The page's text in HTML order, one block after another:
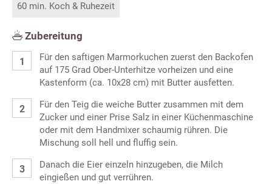
60 min. Koch & Ruhezeit
Zubereitung
Für den saftigen Marmorkuchen zuerst den Backofen
auf 175 Grad Ober-Unterhitze vorheizen und eine
Kastenform (ca. 10x28 cm) mit Butter ausfetten.
Für den Teig die weiche Butter zusammen mit dem
Zucker und einer Prise Salz in einer Küchenmaschine
oder mit dem Handmixer schaumig rühren. Die
Mischung soll hell und fluffig sein.
Danach die Eier einzeln hinzugeben, die Milch
eingießen und gut verrühren.